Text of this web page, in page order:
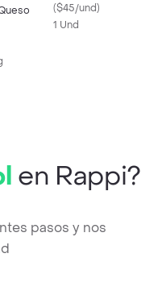
($45/und)
1 Und
en Rappi?
pasos y nos